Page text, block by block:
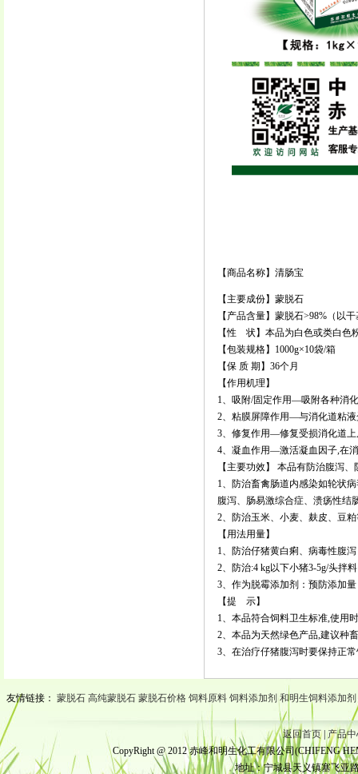
【商品名称】清肠宝
【主要成份】蒙脱石
【产品含量】蒙脱石>98%（以
【性 状】本品为白色或类白色
【包装规格】1000g×10袋/箱
【保 质 期】36个月
【作用机理】
1、吸附/固定作用—吸附各种消
2、粘膜屏障作用—与消化道粘
3、修复作用—修复受损消化道上
4、凝血作用—激活凝血因子,在
【主要功效】 本品有防治腹泻
1、防治畜禽肠道内感染如轮状
腹泻、肠易激综合症、溃疡性结
2、防治玉米、小麦、麸皮、豆
【用法用量】
1、防治仔猪黄白痢、病毒性腹
2、防治:4 kg以下小猪3-5g/头拌
3、作为脱霉添加剂：预防添加
【提 示】
1、本品符合饲料卫生标准,使用
2、本品为天然绿色产品,建议种
3、在治疗仔猪腹泻时要保持正
友情链接： 蒙脱石 高纯蒙脱石 蒙脱石价格 饲料原料 饲料添加剂 和明生饲料添加剂
返回首页|产品
CopyRight @ 2012 赤峰和明生化工有限公司(CHIFENG
地址：宁城县天义镇塞飞亚